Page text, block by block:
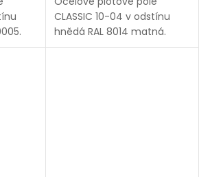
CLASSIC 10-04 v odstínu
hnědá RAL 8014 matná.
Bezúdržbová ocel (žárový